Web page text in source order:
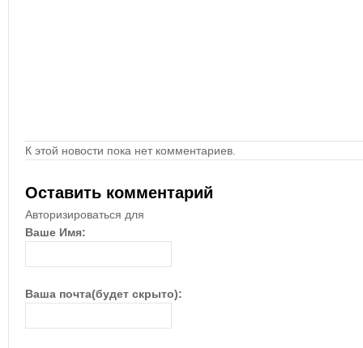
К этой новости пока нет комментариев.
Оставить комментарий
Авторизироваться для
Ваше Имя:
Ваша почта(будет скрыто):